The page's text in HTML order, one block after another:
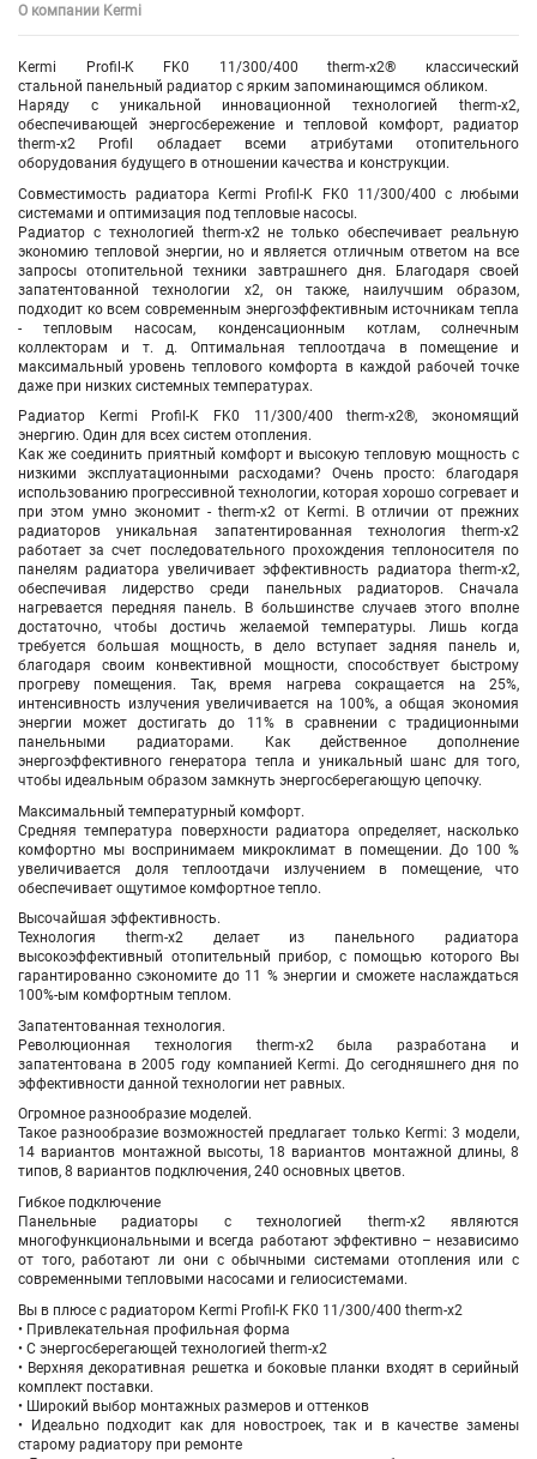
О компании Kermi
Kermi Profil-K FK0 11/300/400 therm-x2® классический
стальной панельный радиатор с ярким запоминающимся обликом.
Наряду с уникальной инновационной технологией therm-x2,
обеспечивающей энергосбережение и тепловой комфорт, радиатор
therm-x2 Profil обладает всеми атрибутами отопительного
оборудования будущего в отношении качества и конструкции.
Совместимость радиатора Kermi Profil-K FK0 11/300/400 с любыми
системами и оптимизация под тепловые насосы.
Радиатор с технологией therm-x2 не только обеспечивает реальную
экономию тепловой энергии, но и является отличным ответом на все
запросы отопительной техники завтрашнего дня. Благодаря своей
запатентованной технологии x2, он также, наилучшим образом,
подходит ко всем современным энергоэффективным источникам тепла
- тепловым насосам, конденсационным котлам, солнечным
коллекторам и т. д. Оптимальная теплоотдача в помещение и
максимальный уровень теплового комфорта в каждой рабочей точке
даже при низких системных температурах.
Радиатор
Kermi Profil-K FK0 11/300/400 therm-x2®, экономящий
энергию. Один для всех систем отопления.
Как же соединить приятный комфорт и высокую тепловую мощность с
низкими эксплуатационными расходами? Очень просто: благодаря
использованию прогрессивной технологии, которая хорошо согревает и
при этом умно экономит - therm-x2 от Kermi. В отличии от прежних
радиаторов уникальная запатентированная технология therm-x2
работает за счет последовательного прохождения теплоносителя по
панелям радиатора увеличивает эффективность радиатора therm-x2,
обеспечивая лидерство среди панельных радиаторов. Сначала
нагревается передняя панель. В большинстве случаев этого вполне
достаточно, чтобы достичь желаемой температуры. Лишь когда
требуется большая мощность, в дело вступает задняя панель и,
благодаря своим конвективной мощности, способствует быстрому
прогреву помещения. Так, время нагрева сокращается на 25%,
интенсивность излучения увеличивается на 100%, а общая экономия
энергии может достигать до 11% в сравнении с традиционными
панельными радиаторами. Как действенное дополнение
энергоэффективного генератора тепла и уникальный шанс для того,
чтобы идеальным образом замкнуть энергосберегающую цепочку.
Максимальный температурный комфорт.
Средняя температура поверхности радиатора определяет, насколько
комфортно мы воспринимаем микроклимат в помещении. До 100 %
увеличивается доля теплоотдачи излучением в помещение, что
обеспечивает ощутимое комфортное тепло.
Высочайшая эффективность.
Технология therm-x2 делает из панельного радиатора
высокоэффективный отопительный прибор, с помощью которого Вы
гарантированно сэкономите до 11 % энергии и сможете наслаждаться
100%-ым комфортным теплом.
Запатентованная технология.
Революционная технология therm-x2 была разработана и
запатентована в 2005 году компанией Kermi. До сегодняшнего дня по
эффективности данной технологии нет равных.
Огромное разнообразие моделей.
Такое разнообразие возможностей предлагает только Kermi: 3 модели,
14 вариантов монтажной высоты, 18 вариантов монтажной длины, 8
типов, 8 вариантов подключения, 240 основных цветов.
Гибкое подключение
Панельные радиаторы с технологией therm-x2 являются
многофункциональными и всегда работают эффективно – независимо
от того, работают ли они с обычными системами отопления или с
современными тепловыми насосами и гелиосистемами.
Вы в плюсе с радиатором Kermi Profil-K FK0 11/300/400 therm-x2
• Привлекательная профильная форма
• С энергосберегающей технологией therm-x2
• Верхняя декоративная решетка и боковые планки входят в серийный
комплект поставки.
• Широкий выбор монтажных размеров и оттенков
• Идеально подходит как для новостроек, так и в качестве замены
старому радиатору при ремонте